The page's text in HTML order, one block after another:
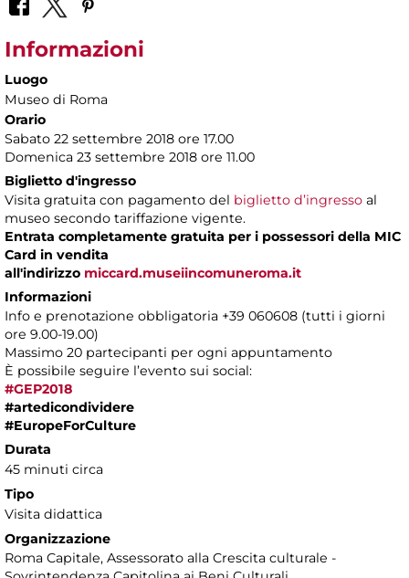
Informazioni
Luogo
Museo di Roma
Orario
Sabato 22 settembre 2018 ore 17.00
Domenica 23 settembre 2018 ore 11.00
Biglietto d'ingresso
Visita gratuita con pagamento del biglietto d’ingresso al
museo secondo tariffazione vigente.
Entrata completamente gratuita per i possessori della MIC
Card in vendita
all'indirizzo miccard.museiincomuneroma.it
Informazioni
Info e prenotazione obbligatoria +39 060608 (tutti i giorni
ore 9.00-19.00)
Massimo 20 partecipanti per ogni appuntamento
È possibile seguire l’evento sui social:
#GEP2018
#artedicondividere
#EuropeForCulture
Durata
45 minuti circa
Tipo
Visita didattica
Organizzazione
Roma Capitale, Assessorato alla Crescita culturale -